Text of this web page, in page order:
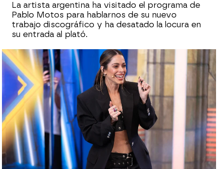
La artista argentina ha visitado el programa de
Pablo Motos para hablarnos de su nuevo
trabajo discográfico y ha desatado la locura en
su entrada al plató.
Celia Gil
Publicado:26 de enero de 2023, 23:49